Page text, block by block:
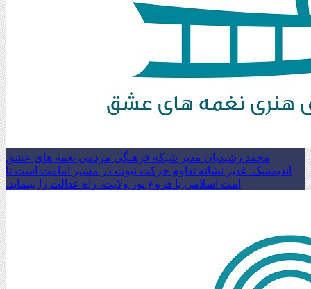
محمد رشیدیان مدیر شبکه فرهنگی مردمی نغمه های عشق
اندیمشک: غدیر نشانه تداوم حرکت نبوت در مسیر امامت است تا
امت اسلامی با فروغ نور ولایت، راه عدالت را بپیماید.